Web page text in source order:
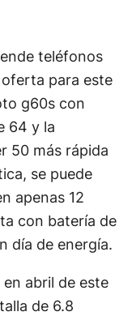
teléfonos
para este
g60s con
64 y la
50 más rápida
se puede
apenas 12
con batería de
día de energía.
abril de este
de 6.8